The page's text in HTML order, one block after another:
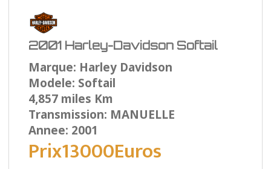
2001 Harley-Davidson Softail
Marque: Harley Davidson
Modele: Softail
4,857 miles Km
Transmission: MANUELLE
Annee: 2001
Prix13000Euros